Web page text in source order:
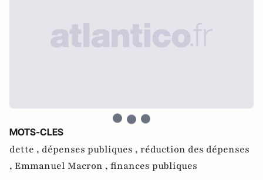
MOTS-CLES
dette , dépenses publiques , réduction des dépenses
, Emmanuel Macron , finances publiques